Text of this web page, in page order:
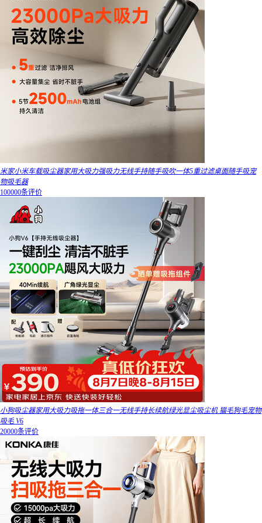
米家小米车载吸尘器家用大吸力强吸力无线手持随手吸吹一体5重过滤桌面随手吸宠
物吸毛器
100000条评价
小狗吸尘器家用大吸力吸拖一体三合一无线手持长续航绿光显尘吸尘机 猫毛狗毛宠物
吸毛 V6
20000条评价